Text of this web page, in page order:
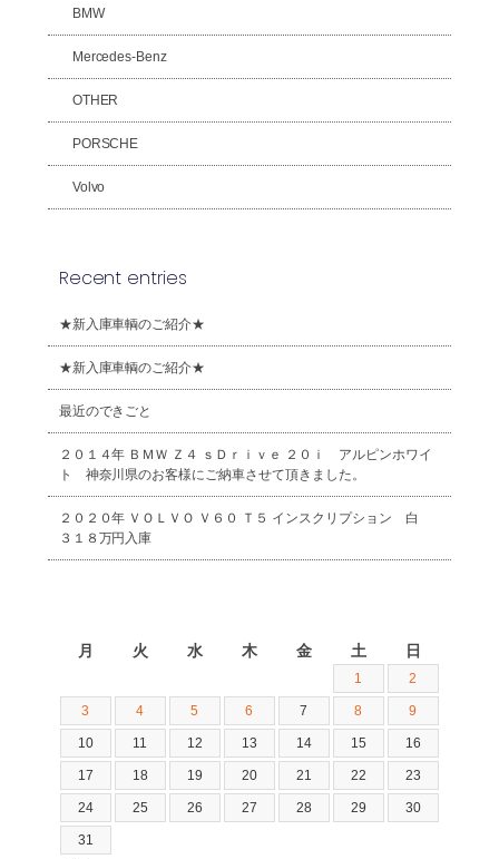
BMW
Mercedes-Benz
OTHER
PORSCHE
Volvo
Recent entries
★新入庫車輌のご紹介★
★新入庫車輌のご紹介★
最近のできごと
２０１４年 ＢＭＷ Ｚ４ ｓＤｒｉｖｅ ２０ｉ アルピンホワイ
ト 神奈川県のお客様にご納車させて頂きました。
２０２０年 ＶＯＬＶＯ Ｖ６０ Ｔ５ インスクリプション 白
３１８万円入庫
月 火 水 木 金 土 日
1 2
3 4 5 6 7 8 9
10 11 12 13 14 15 16
17 18 19 20 21 22 23
24 25 26 27 28 29 30
31